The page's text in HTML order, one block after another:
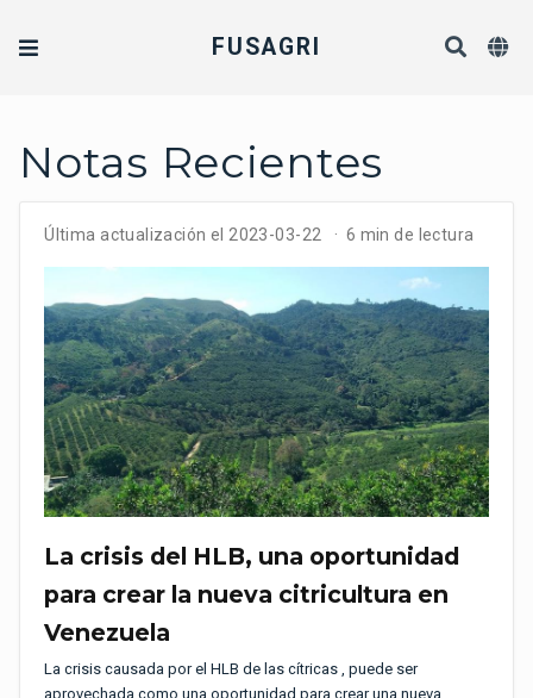
FUSAGRI
Notas Recientes
Última actualización el 2023-03-22 6 min de lectura
La crisis del HLB, una oportunidad
para crear la nueva citricultura en
Venezuela
La crisis causada por el HLB de las cítricas , puede ser
aprovechada como una oportunidad para crear una nueva